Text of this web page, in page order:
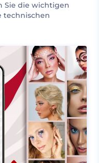
Sie die wichtigen
technischen